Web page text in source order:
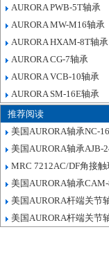
AURORA PWB-5T轴承
AURORA MW-M16轴承
AURORA HXAM-8T轴承
AURORA CG-7轴承
AURORA VCB-10轴承
AURORA SM-16E轴承
推荐阅读
美国AURORA轴承NC-
美国AURORA轴承AJB-
MRC 7212AC/DF角接
美国AURORA轴承
美国AURORA杆端关节
美国AURORA杆端关节